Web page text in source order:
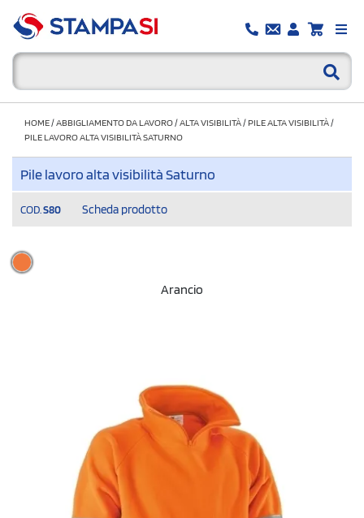
HOME/ABBIGLIAMENTO DA LAVORO/ALTA VISIBILITÀ/PILE ALTA VISIBILITÀ/
PILE LAVORO ALTA VISIBILITÀ SATURNO
Pile lavoro alta visibilità Saturno
COD. S80 Scheda prodotto
Arancio